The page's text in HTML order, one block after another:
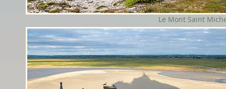
Le Mont Saint